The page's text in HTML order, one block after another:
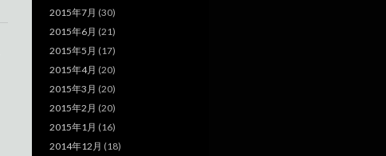
2015年7月 (30)
2015年6月 (21)
2015年5月 (17)
2015年4月 (20)
2015年3月 (20)
2015年2月 (20)
2015年1月 (16)
2014年12月 (18)